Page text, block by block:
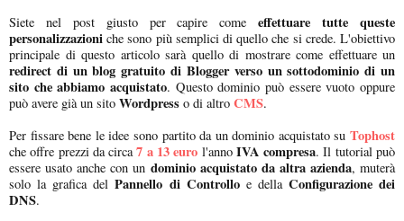
Siete nel post giusto per capire comeeffettuare tutte queste
personalizzazioni che sono più semplici di quello che si crede. L'obiettivo
principale di questo articolo sarà quello di mostrare come effettuare un
redirect di un blog gratuito di Blogger verso un sottodominio di un
sito che abbiamo acquistato. Questo dominio può essere vuoto oppure
può avere già un sito Wordpress o di altro CMS.
Per fissare bene le idee sono partito da un dominio acquistato su Tophost
che offre prezzi da circa 7 a 13 euro l'annoIVA compresa. Il tutorial può
essere usato anche con un dominio acquistato da altra azienda, muterà
solo la grafica delPannello di Controlloe della Configurazione dei
DNS.